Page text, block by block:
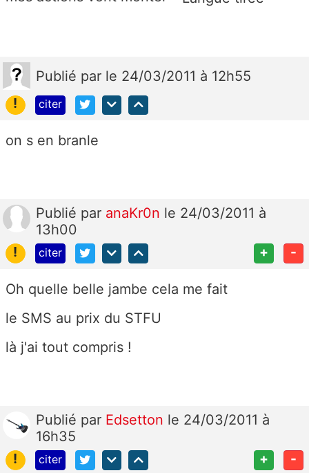
Publié par le 24/03/2011 à 12h55
!
citer
on s en branle
Publié par anaKr0n le 24/03/2011 à
13h00
!
citer + -
Oh quelle belle jambe cela me fait
le SMS au prix du STFU
là j'ai tout compris !
Publié par Edsetton le 24/03/2011 à
16h35
!
citer + -